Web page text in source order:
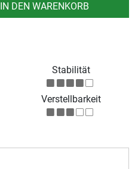
IN DEN WARENKORB
Stabilität
Verstellbarkeit